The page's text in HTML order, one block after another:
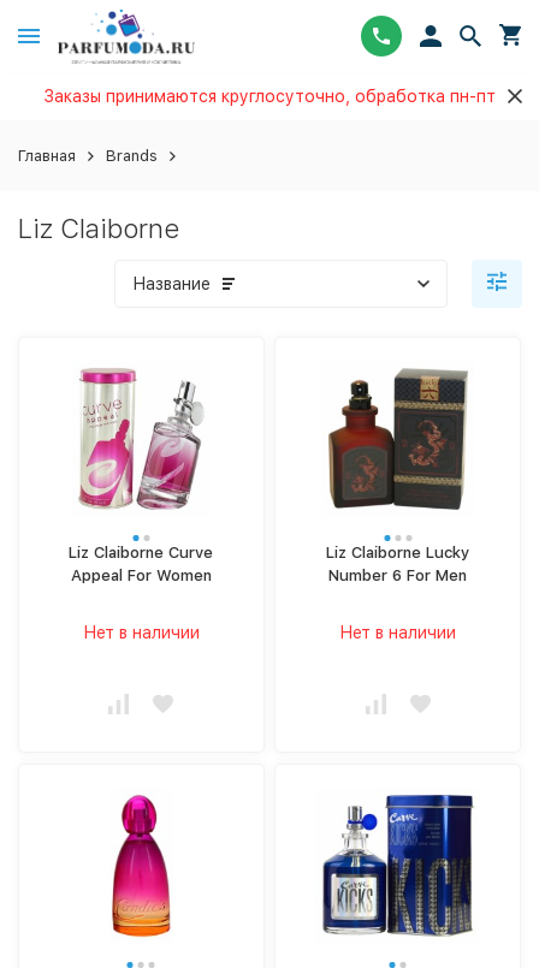
Заказы принимаются круглосуточно, обработка пн-пт
Главная Brands
Liz Claiborne
Название
Liz Claiborne Curve
Appeal For Women
Нет в наличии
Liz Claiborne Lucky
Number 6 For Men
Нет в наличии